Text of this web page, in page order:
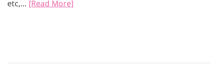
etc,… [Read More]